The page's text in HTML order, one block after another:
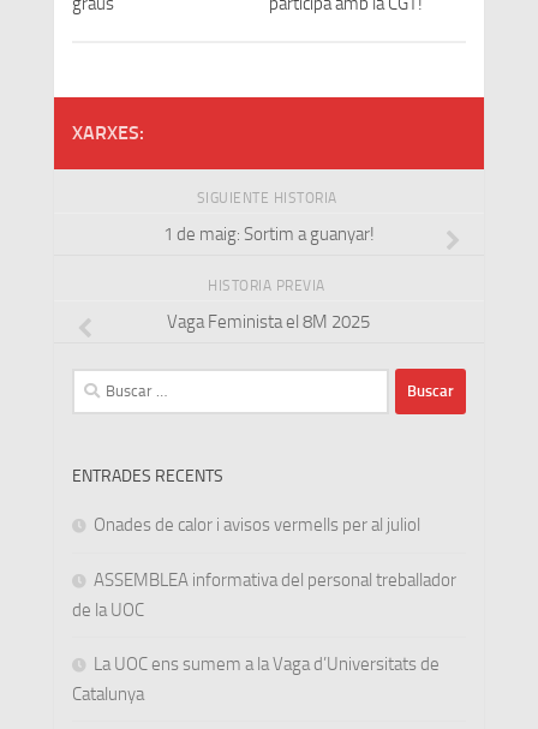
XARXES:
SIGUIENTE HISTORIA
1 de maig: Sortim a guanyar!
HISTORIA PREVIA
Vaga Feminista el 8M 2025
Buscar:
ENTRADES RECENTS
Onades de calor i avisos vermells per al juliol
ASSEMBLEA informativa del personal treballador
de la UOC
La UOC ens sumem a la Vaga d’Universitats de
Catalunya